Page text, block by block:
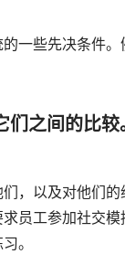
一些先决条件
之间的比较
，以及对他们
员工参加社交
。